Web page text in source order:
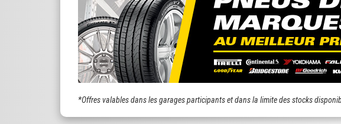
*Offres valables dans les garages participants et dans la limite des stocks